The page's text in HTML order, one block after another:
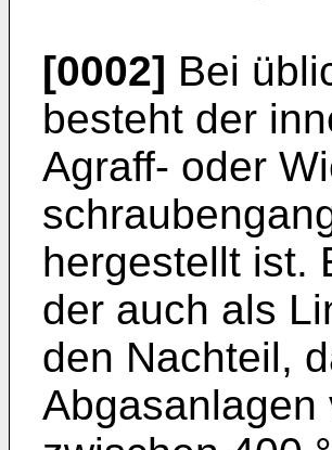
[0002] Bei
besteht der
Agraff- oder
hergestellt ist.
der auch als
den Nachteil,
Abgasanlagen